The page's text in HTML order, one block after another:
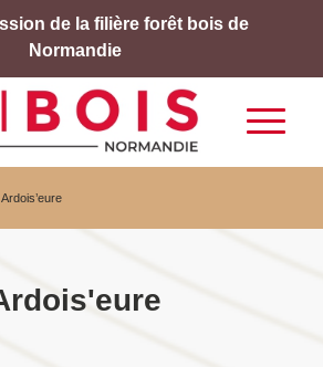
de la filière forêt bois de
Normandie
Ardois’eure